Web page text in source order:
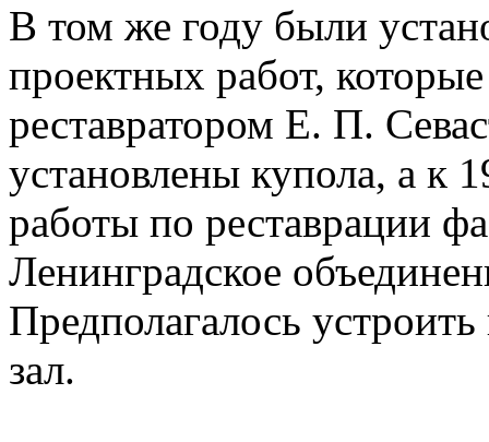
В том же году были
проектных работ,
реставратором Е. П.
установлены купола, а к
работы по реставрации
Ленинградское
Предполагалось
зал.